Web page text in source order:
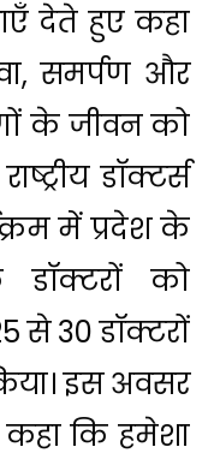
देते हुए कहा
समर्पण और
के जीवन को
डॉक्टर्स
में प्रदेश के
डॉक्टरों को
से 30 डॉक्टरों
इस अवसर
कहा कि हमेशा